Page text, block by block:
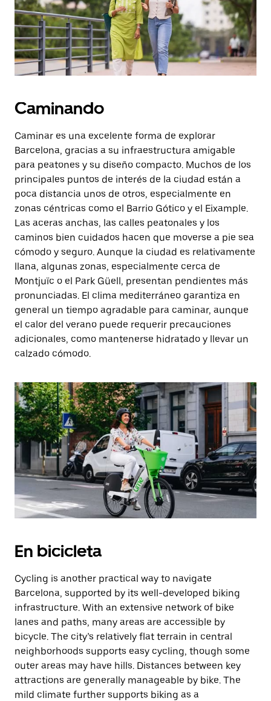
para
cerrar
el
calendario.
Caminando
Caminar es una excelente forma de explorar
Barcelona, gracias a su infraestructura amigable
para peatones y su diseño compacto. Muchos de los
principales puntos de interés de la ciudad están a
poca distancia unos de otros, especialmente en
zonas céntricas como el Barrio Gótico y el Eixample.
Las aceras anchas, las calles peatonales y los
caminos bien cuidados hacen que moverse a pie sea
cómodo y seguro. Aunque la ciudad es relativamente
llana, algunas zonas, especialmente cerca de
Montjuïc o el Park Güell, presentan pendientes más
pronunciadas. El clima mediterráneo garantiza en
general un tiempo agradable para caminar, aunque
el calor del verano puede requerir precauciones
adicionales, como mantenerse hidratado y llevar un
calzado cómodo.
En bicicleta
Cycling is another practical way to navigate
Barcelona, supported by its well-developed biking
infrastructure. With an extensive network of bike
lanes and paths, many areas are accessible by
bicycle. The city’s relatively flat terrain in central
neighborhoods supports easy cycling, though some
outer areas may have hills. Distances between key
attractions are generally manageable by bike. The
mild climate further supports biking as a